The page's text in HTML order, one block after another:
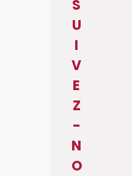
S
U
I
V
E
Z
-
N
O